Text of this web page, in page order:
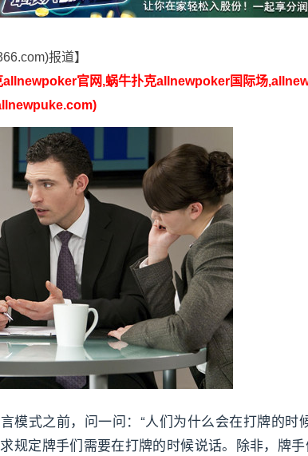
报道】
allnewpoker官网,蜗牛扑克allnewpoker国际场
模式之前，问一问：“人们为什么会在打牌的时
规定牌手们需要在打牌的时候说话。除非，牌